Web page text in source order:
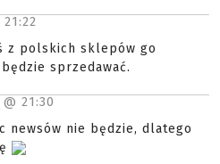
21:22
z polskich sklepów go
sprzedawać.
21:30
newsów nie będzie, dlatego